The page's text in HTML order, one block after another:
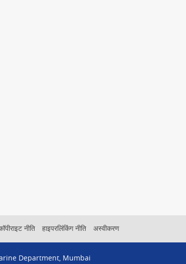
नीति हाइपरलिंकिंग नीति अस्वीकरण
Department, Mumbai